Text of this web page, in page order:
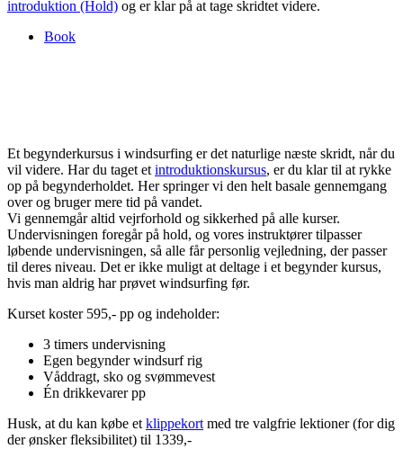
introduktion (Hold) og er klar på at tage skridtet videre.
Book
Et begynderkursus i windsurfing er det naturlige næste skridt, når du
vil videre. Har du taget et introduktionskursus, er du klar til at rykke
op på begynderholdet. Her springer vi den helt basale gennemgang
over og bruger mere tid på vandet.
Vi gennemgår altid vejrforhold og sikkerhed på alle kurser.
Undervisningen foregår på hold, og vores instruktører tilpasser
løbende undervisningen, så alle får personlig vejledning, der passer
til deres niveau. Det er ikke muligt at deltage i et begynder kursus,
hvis man aldrig har prøvet windsurfing før.
Kurset koster 595,- pp og indeholder:
3 timers undervisning
Egen begynder windsurf rig
Våddragt, sko og svømmevest
Én drikkevarer pp
Husk, at du kan købe et klippekort med tre valgfrie lektioner (for dig
der ønsker fleksibilitet) til 1339,-